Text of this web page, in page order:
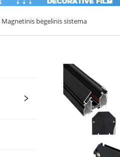
Magnetinis bėgelinis sistema